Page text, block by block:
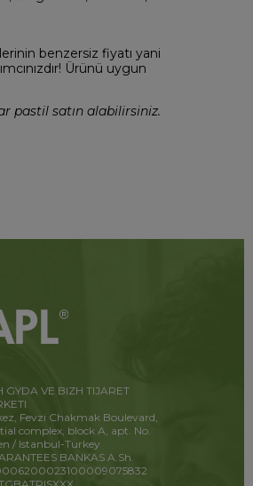
benzersiz fiyatı yani
Ürünü uygun
pastil satın alabilirsiniz.
GYDA VE BIZH TIJARET
Fevzi Chakmak Boulevard,
complex, block A, apt. No.
/ Istanbul-Turkey
BANKAS A.Sh.